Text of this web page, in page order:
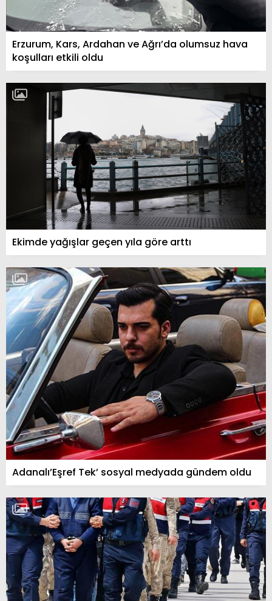
Erzurum, Kars, Ardahan ve Ağrı’da olumsuz hava
koşulları etkili oldu
Ekimde yağışlar geçen yıla göre arttı
Adanalı’Eşref Tek’ sosyal medyada gündem oldu